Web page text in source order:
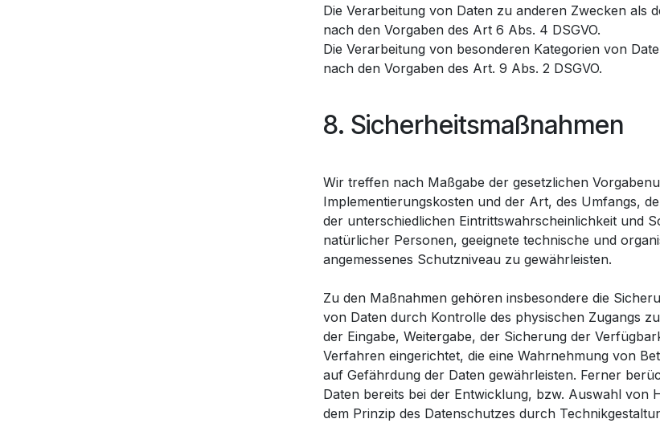
Die Verarbeitung von Daten zu anderen Zwecken als
nach den Vorgaben des Art 6 Abs. 4 DSGVO.
Die Verarbeitung von besonderen Kategorien von
nach den Vorgaben des Art. 9 Abs. 2 DSGVO.
8. Sicherheitsmaßnahmen
Wir treffen nach Maßgabe der gesetzlichen
Implementierungskosten und der Art, des Umfangs,
der unterschiedlichen Eintrittswahrscheinlichkeit und
natürlicher Personen, geeignete technische und
angemessenes Schutzniveau zu gewährleisten.
Zu den Maßnahmen gehören insbesondere die
von Daten durch Kontrolle des physischen Zugangs
der Eingabe, Weitergabe, der Sicherung der
Verfahren eingerichtet, die eine Wahrnehmung von
auf Gefährdung der Daten gewährleisten. Ferner
Daten bereits bei der Entwicklung, bzw. Auswahl
dem Prinzip des Datenschutzes durch